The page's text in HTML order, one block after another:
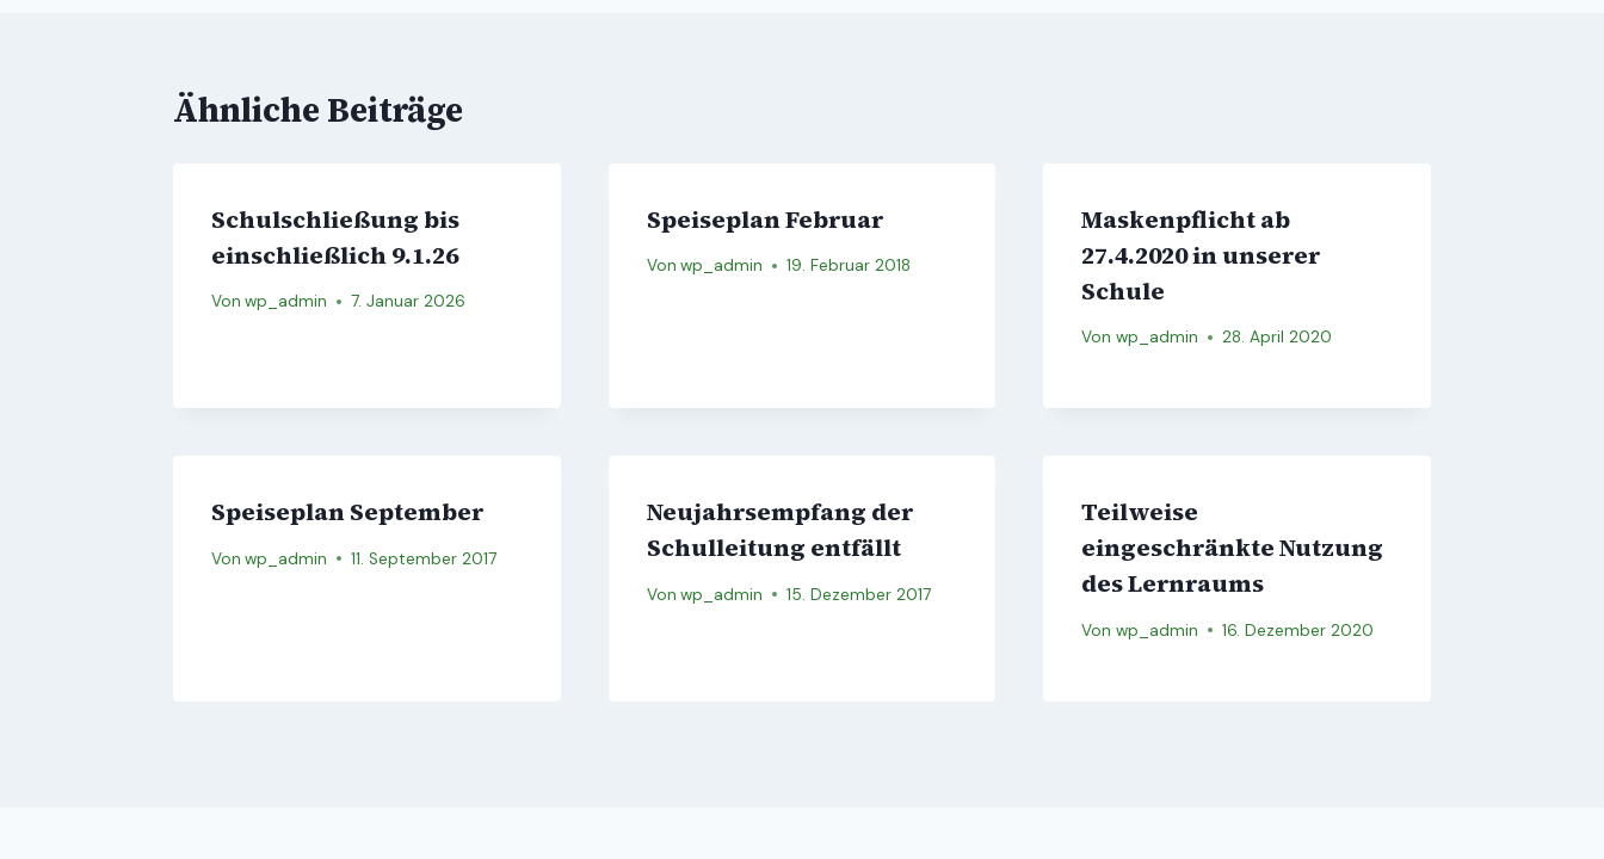
Ähnliche Beiträge
Schulschließung bis
einschließlich 9.1.26
Von wp_admin 7. Januar 2026
Speiseplan Februar
Von wp_admin 19. Februar 2018
Maskenpflicht ab
27.4.2020 in unserer
Schule
Von wp_admin 28. April 2020
Speiseplan September
Von wp_admin 11. September 2017
Neujahrsempfang der
Schulleitung entfällt
Von wp_admin 15. Dezember 2017
Teilweise
eingeschränkte Nutzung
des Lernraums
Von wp_admin 16. Dezember 2020